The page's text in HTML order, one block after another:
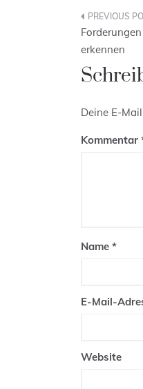
erkennen
Deine E-
Kommentar
Name *
E-Mail-
Website